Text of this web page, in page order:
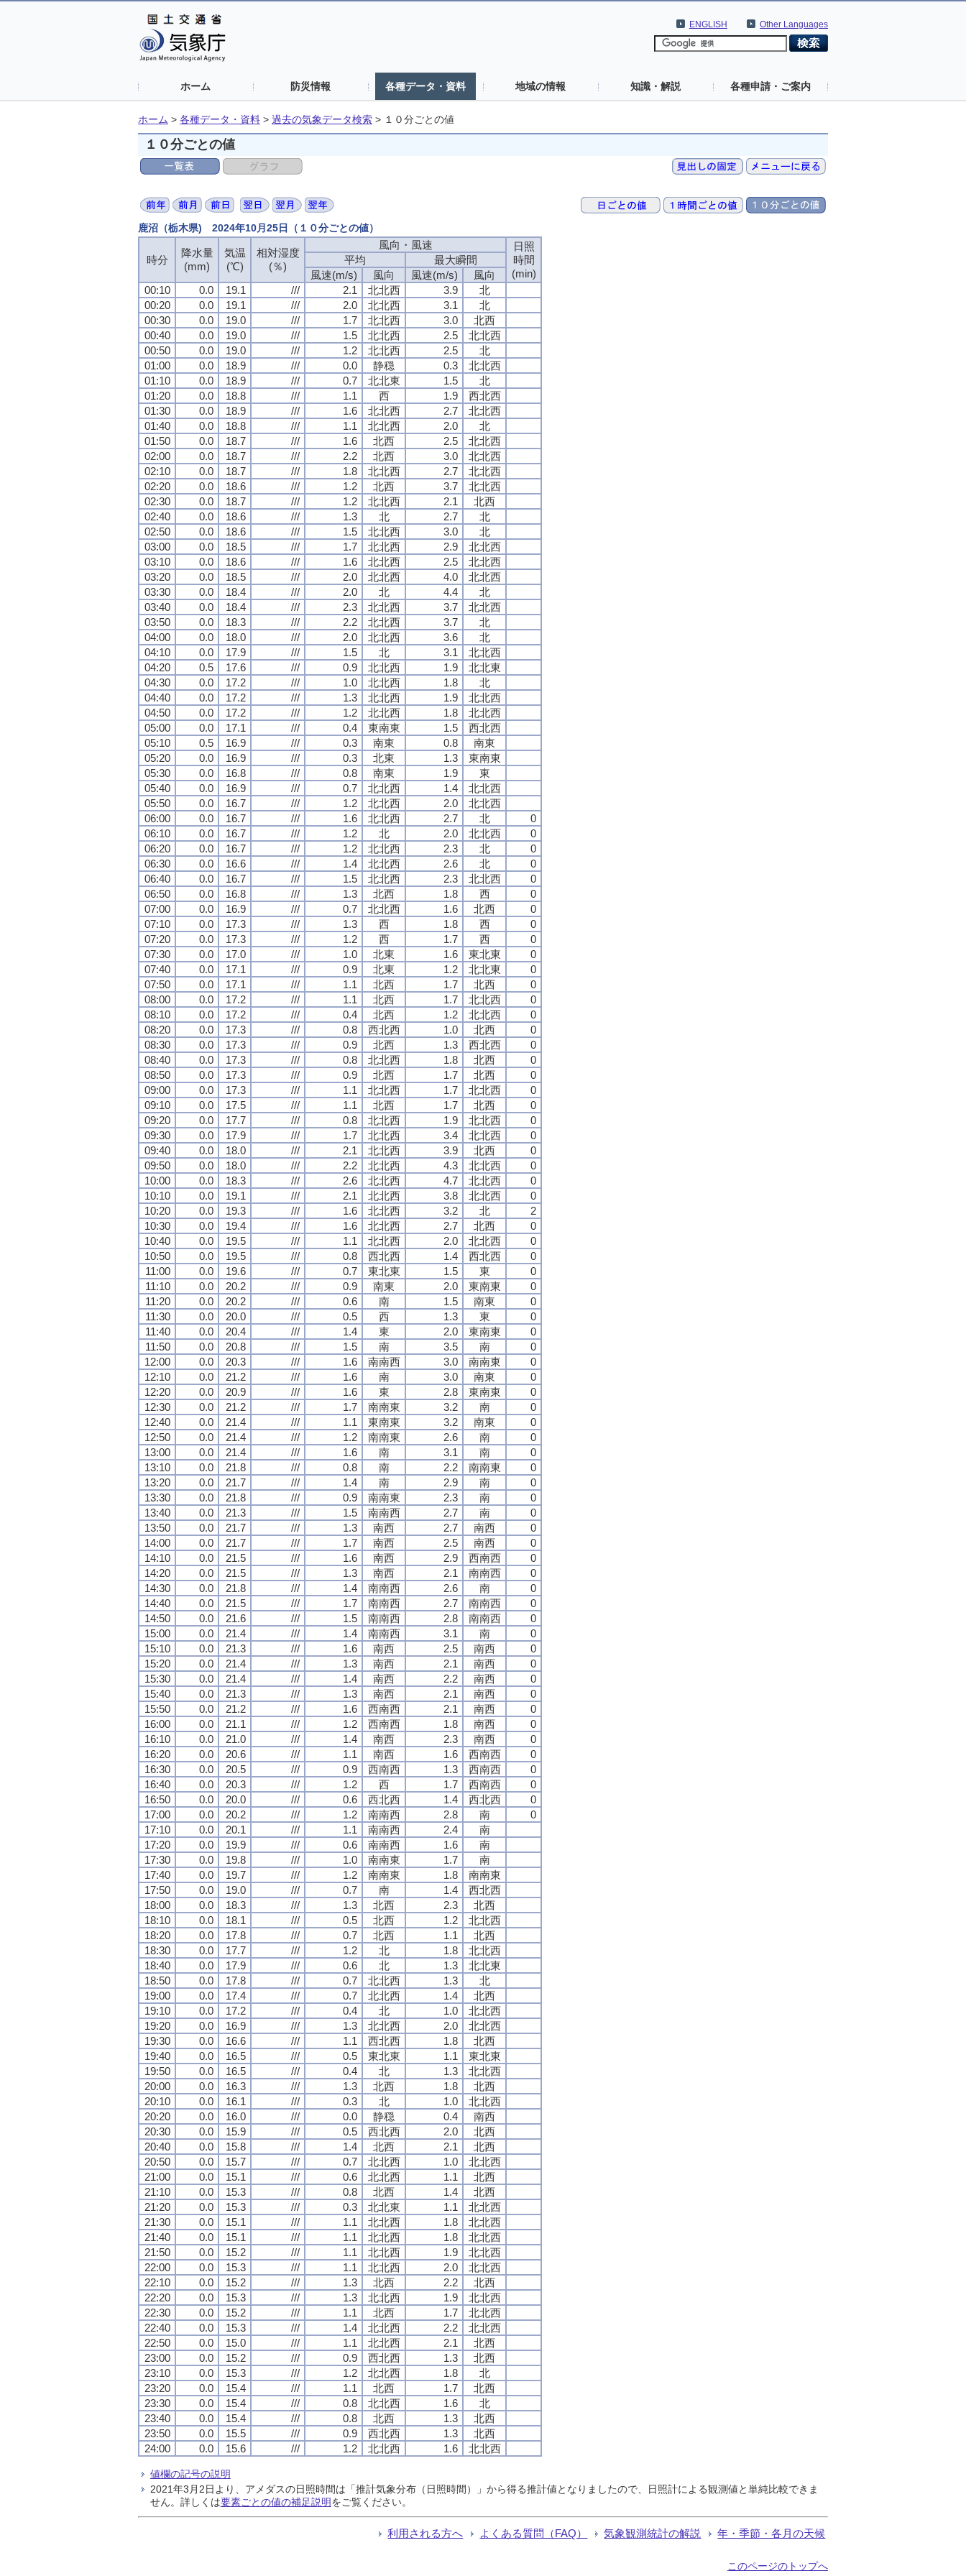
Other Languages
ENGLISH
ホーム 防災情報 各種データ・資料 地域の情報 知識・解説 各種申請・ご案内
ホーム > 各種データ・資料 > 過去の気象データ検索 > １０分ごとの値
１０分ごとの値
鹿沼（栃木県) 2024年10月25日（１０分ごとの値）
時分
降水量
(mm)
気温
(℃)
相対湿度
(％)
風向・風速
日照
時間
(min)
平均
最大瞬間
風速(m/s)
風向 風速(m/s)
風向
00:10
0.0 19.1 /// 2.1 北北西 3.9
北
00:20
0.0 19.1 /// 2.0 北北西 3.1
北
00:30
0.0 19.0 /// 1.7 北北西 3.0
北西
00:40
0.0 19.0 /// 1.5 北北西 2.5
北北西
00:50
0.0 19.0 /// 1.2 北北西 2.5
北
01:00
0.0 18.9 /// 0.0 静穏 0.3
北北西
01:10
0.0 18.9 /// 0.7 北北東 1.5
北
01:20
0.0 18.8 /// 1.1 西 1.9
西北西
01:30
0.0 18.9 /// 1.6 北北西 2.7
北北西
01:40
0.0 18.8 /// 1.1 北北西 2.0
北
01:50
0.0 18.7 /// 1.6 北西 2.5
北北西
02:00
0.0 18.7 /// 2.2 北西 3.0
北北西
02:10
0.0 18.7 /// 1.8 北北西 2.7
北北西
02:20
0.0 18.6 /// 1.2 北西 3.7
北北西
02:30
0.0 18.7 /// 1.2 北北西 2.1
北西
02:40
0.0 18.6 /// 1.3 北 2.7
北
02:50
0.0 18.6 /// 1.5 北北西 3.0
北
03:00
0.0 18.5 /// 1.7 北北西 2.9
北北西
03:10
0.0 18.6 /// 1.6 北北西 2.5
北北西
03:20
0.0 18.5 /// 2.0 北北西 4.0
北北西
03:30
0.0 18.4 /// 2.0 北 4.4
北
03:40
0.0 18.4 /// 2.3 北北西 3.7
北北西
03:50
0.0 18.3 /// 2.2 北北西 3.7
北
04:00
0.0 18.0 /// 2.0 北北西 3.6
北
04:10
0.0 17.9 /// 1.5 北 3.1
北北西
04:20
0.5 17.6 /// 0.9 北北西 1.9
北北東
04:30
0.0 17.2 /// 1.0 北北西 1.8
北
04:40
0.0 17.2 /// 1.3 北北西 1.9
北北西
04:50
0.0 17.2 /// 1.2 北北西 1.8
北北西
05:00
0.0 17.1 /// 0.4 東南東 1.5
西北西
05:10
0.5 16.9 /// 0.3 南東 0.8
南東
05:20
0.0 16.9 /// 0.3 北東 1.3
東南東
05:30
0.0 16.8 /// 0.8 南東 1.9
東
05:40
0.0 16.9 /// 0.7 北北西 1.4
北北西
05:50
0.0 16.7 /// 1.2 北北西 2.0
北北西
06:00
0.0 16.7 /// 1.6 北北西 2.7 北
0
06:10
0.0 16.7 /// 1.2 北 2.0 北北西
0
06:20
0.0 16.7 /// 1.2 北北西 2.3 北
0
06:30
0.0 16.6 /// 1.4 北北西 2.6 北
0
06:40
0.0 16.7 /// 1.5 北北西 2.3 北北西
0
06:50
0.0 16.8 /// 1.3 北西 1.8 西
0
07:00
0.0 16.9 /// 0.7 北北西 1.6 北西
0
07:10
0.0 17.3 /// 1.3 西 1.8 西
0
07:20
0.0 17.3 /// 1.2 西 1.7 西
0
07:30
0.0 17.0 /// 1.0 北東 1.6 東北東
0
07:40
0.0 17.1 /// 0.9 北東 1.2 北北東
0
07:50
0.0 17.1 /// 1.1 北西 1.7 北西
0
08:00
0.0 17.2 /// 1.1 北西 1.7 北北西
0
08:10
0.0 17.2 /// 0.4 北西 1.2 北北西
0
08:20
0.0 17.3 /// 0.8 西北西 1.0 北西
0
08:30
0.0 17.3 /// 0.9 北西 1.3 西北西
0
08:40
0.0 17.3 /// 0.8 北北西 1.8 北西
0
08:50
0.0 17.3 /// 0.9 北西 1.7 北西
0
09:00
0.0 17.3 /// 1.1 北北西 1.7 北北西
0
09:10
0.0 17.5 /// 1.1 北西 1.7 北西
0
09:20
0.0 17.7 /// 0.8 北北西 1.9 北北西
0
09:30
0.0 17.9 /// 1.7 北北西 3.4 北北西
0
09:40
0.0 18.0 /// 2.1 北北西 3.9 北西
0
09:50
0.0 18.0 /// 2.2 北北西 4.3 北北西
0
10:00
0.0 18.3 /// 2.6 北北西 4.7 北北西
0
10:10
0.0 19.1 /// 2.1 北北西 3.8 北北西
0
10:20
0.0 19.3 /// 1.6 北北西 3.2 北
2
10:30
0.0 19.4 /// 1.6 北北西 2.7 北西
0
10:40
0.0 19.5 /// 1.1 北北西 2.0 北北西
0
10:50
0.0 19.5 /// 0.8 西北西 1.4 西北西
0
11:00
0.0 19.6 /// 0.7 東北東 1.5 東
0
11:10
0.0 20.2 /// 0.9 南東 2.0 東南東
0
11:20
0.0 20.2 /// 0.6 南 1.5 南東
0
11:30
0.0 20.0 /// 0.5 西 1.3 東
0
11:40
0.0 20.4 /// 1.4 東 2.0 東南東
0
11:50
0.0 20.8 /// 1.5 南 3.5 南
0
12:00
0.0 20.3 /// 1.6 南南西 3.0 南南東
0
12:10
0.0 21.2 /// 1.6 南 3.0 南東
0
12:20
0.0 20.9 /// 1.6 東 2.8 東南東
0
12:30
0.0 21.2 /// 1.7 南南東 3.2 南
0
12:40
0.0 21.4 /// 1.1 東南東 3.2 南東
0
12:50
0.0 21.4 /// 1.2 南南東 2.6 南
0
13:00
0.0 21.4 /// 1.6 南 3.1 南
0
13:10
0.0 21.8 /// 0.8 南 2.2 南南東
0
13:20
0.0 21.7 /// 1.4 南 2.9 南
0
13:30
0.0 21.8 /// 0.9 南南東 2.3 南
0
13:40
0.0 21.3 /// 1.5 南南西 2.7 南
0
13:50
0.0 21.7 /// 1.3 南西 2.7 南西
0
14:00
0.0 21.7 /// 1.7 南西 2.5 南西
0
14:10
0.0 21.5 /// 1.6 南西 2.9 西南西
0
14:20
0.0 21.5 /// 1.3 南西 2.1 南南西
0
14:30
0.0 21.8 /// 1.4 南南西 2.6 南
0
14:40
0.0 21.5 /// 1.7 南南西 2.7 南南西
0
14:50
0.0 21.6 /// 1.5 南南西 2.8 南南西
0
15:00
0.0 21.4 /// 1.4 南南西 3.1 南
0
15:10
0.0 21.3 /// 1.6 南西 2.5 南西
0
15:20
0.0 21.4 /// 1.3 南西 2.1 南西
0
15:30
0.0 21.4 /// 1.4 南西 2.2 南西
0
15:40
0.0 21.3 /// 1.3 南西 2.1 南西
0
15:50
0.0 21.2 /// 1.6 西南西 2.1 南西
0
16:00
0.0 21.1 /// 1.2 西南西 1.8 南西
0
16:10
0.0 21.0 /// 1.4 南西 2.3 南西
0
16:20
0.0 20.6 /// 1.1 南西 1.6 西南西
0
16:30
0.0 20.5 /// 0.9 西南西 1.3 西南西
0
16:40
0.0 20.3 /// 1.2 西 1.7 西南西
0
16:50
0.0 20.0 /// 0.6 西北西 1.4 西北西
0
17:00
0.0 20.2 /// 1.2 南南西 2.8 南
0
17:10
0.0 20.1 /// 1.1 南南西 2.4
南
17:20
0.0 19.9 /// 0.6 南南西 1.6
南
17:30
0.0 19.8 /// 1.0 南南東 1.7
南
17:40
0.0 19.7 /// 1.2 南南東 1.8
南南東
17:50
0.0 19.0 /// 0.7 南 1.4
西北西
18:00
0.0 18.3 /// 1.3 北西 2.3
北西
18:10
0.0 18.1 /// 0.5 北西 1.2
北北西
18:20
0.0 17.8 /// 0.7 北西 1.1
北西
18:30
0.0 17.7 /// 1.2 北 1.8
北北西
18:40
0.0 17.9 /// 0.6 北 1.3
北北東
18:50
0.0 17.8 /// 0.7 北北西 1.3
北
19:00
0.0 17.4 /// 0.7 北北西 1.4
北西
19:10
0.0 17.2 /// 0.4 北 1.0
北北西
19:20
0.0 16.9 /// 1.3 北北西 2.0
北北西
19:30
0.0 16.6 /// 1.1 西北西 1.8
北西
19:40
0.0 16.5 /// 0.5 東北東 1.1
東北東
19:50
0.0 16.5 /// 0.4 北 1.3
北北西
20:00
0.0 16.3 /// 1.3 北西 1.8
北西
20:10
0.0 16.1 /// 0.3 北 1.0
北北西
20:20
0.0 16.0 /// 0.0 静穏 0.4
南西
20:30
0.0 15.9 /// 0.5 西北西 2.0
北西
20:40
0.0 15.8 /// 1.4 北西 2.1
北西
20:50
0.0 15.7 /// 0.7 北北西 1.0
北北西
21:00
0.0 15.1 /// 0.6 北北西 1.1
北西
21:10
0.0 15.3 /// 0.8 北西 1.4
北西
21:20
0.0 15.3 /// 0.3 北北東 1.1
北北西
21:30
0.0 15.1 /// 1.1 北北西 1.8
北北西
21:40
0.0 15.1 /// 1.1 北北西 1.8
北北西
21:50
0.0 15.2 /// 1.1 北北西 1.9
北北西
22:00
0.0 15.3 /// 1.1 北北西 2.0
北北西
22:10
0.0 15.2 /// 1.3 北西 2.2
北西
22:20
0.0 15.3 /// 1.3 北北西 1.9
北北西
22:30
0.0 15.2 /// 1.1 北西 1.7
北北西
22:40
0.0 15.3 /// 1.4 北北西 2.2
北北西
22:50
0.0 15.0 /// 1.1 北北西 2.1
北西
23:00
0.0 15.2 /// 0.9 西北西 1.3
北西
23:10
0.0 15.3 /// 1.2 北北西 1.8
北
23:20
0.0 15.4 /// 1.1 北西 1.7
北西
23:30
0.0 15.4 /// 0.8 北北西 1.6
北
23:40
0.0 15.4 /// 0.8 北西 1.3
北西
23:50
0.0 15.5 /// 0.9 西北西 1.3
北西
24:00
0.0 15.6 /// 1.2 北北西 1.6 北北西
値欄の記号の説明
2021年3月2日より、アメダスの日照時間は「推計気象分布（日照時間）」から得る推計値となりましたので、日照計による観測値と単純比較できま
せん。詳しくは要素ごとの値の補足説明をご覧ください。
利用される方へ よくある質問（FAQ） 気象観測統計の解説 年・季節・各月の天候
このページのトップへ